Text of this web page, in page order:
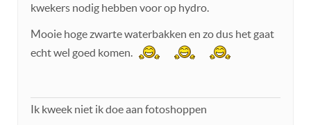
kwekers nodig hebben voor op hydro.
Mooie hoge zwarte waterbakken en zo dus het gaat
echt wel goed komen.
Ik kweek niet ik doe aan fotoshoppen